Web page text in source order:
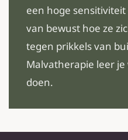
een hoge
van bewust hoe ze
tegen prikkels van
Malvatherapie leer
doen.